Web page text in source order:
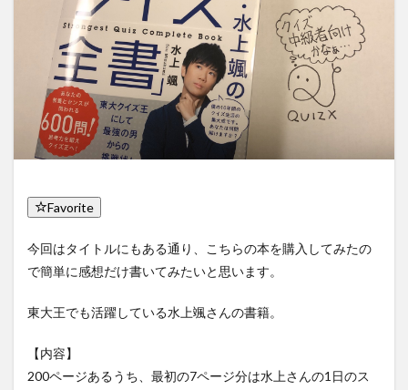
Favorite
今回はタイトルにもある通り、こちらの本を購入してみたの
で簡単に感想だけ書いてみたいと思います。
東大王でも活躍している水上颯さんの書籍。
【内容】
200ページあるうち、最初の7ページ分は水上さんの1日のス